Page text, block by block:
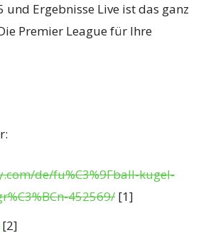
und Ergebnisse Live ist das ganz
Premier League für Ihre
de/fu%C3%9Fball-kugel-
452569/ [1]
[2]